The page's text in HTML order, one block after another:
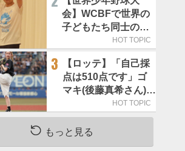
会】WCBFで世界の
子どもたち同士の
「友情の輪」が広が
HOT TOPIC
3
【ロッテ】「自己採
点は510点です」ゴ
マキ(後藤真希さん)が
セレモニアルピッチ
HOT TOPIC
もっと見る